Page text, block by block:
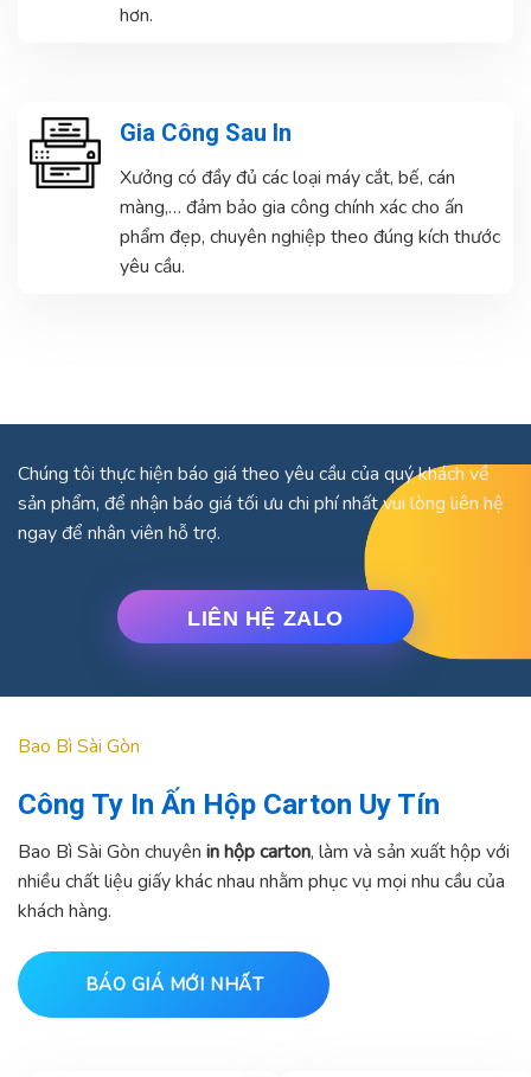
hơn.
Gia Công Sau In
Xưởng có đầy đủ các loại máy cắt, bế, cán
màng,… đảm bảo gia công chính xác cho ấn
phẩm đẹp, chuyên nghiệp theo đúng kích thước
yêu cầu.
Chúng tôi thực hiện báo giá theo yêu cầu của quý khách về
sản phẩm, để nhận báo giá tối ưu chi phí nhất vui lòng liên hệ
ngay để nhân viên hỗ trợ.
LIÊN HỆ ZALO
Bao Bì Sài Gòn
Công Ty In Ấn Hộp Carton Uy Tín
Bao Bì Sài Gòn chuyên in hộp carton, làm và sản xuất hộp với
nhiều chất liệu giấy khác nhau nhằm phục vụ mọi nhu cầu của
khách hàng.
BÁO GIÁ MỚI NHẤT